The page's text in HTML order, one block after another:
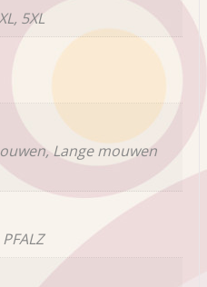
5XL
Lange mouwen